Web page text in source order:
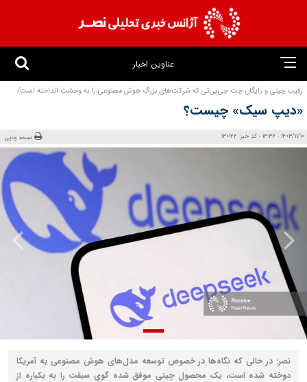
عناوین اخبار
رقیب چینی و رایگان چت جی‌پی‌تی که شرکت‌های بزرگ هوش مصنوعی را به وحشت انداخته است/
«دیپ سیک» چیست؟
1403/11/10 - 13:36 - کد خبر: 130122 نسخه چاپی
نصر: در حالی که نگاه‌ها در خصوص توسعه مدل‌های هوش مصنوعی به آمریکا
دوخته شده است، یک محصول چینی موفق شده گوی سبقت را به یکباره از